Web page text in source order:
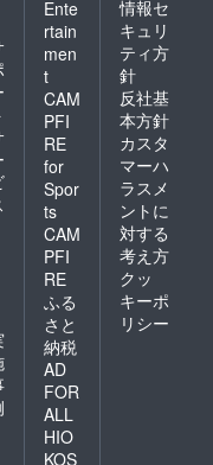
Ente
rtain
men
t
CAM
PFI
RE
for
Spor
ts
CAM
PFI
RE
ふる
さと
納税
AD
FOR
ALL
HIO
KOS
情報セ
キュリ
ティ方
針
反社基
本方針
カスタ
マーハ
ラスメ
ントに
対する
考え方
クッ
キーポ
リシー